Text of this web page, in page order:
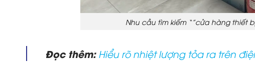
Nhu cầu tìm kiếm “”cửa hàng thiết
Đọc thêm:Hiểu rõ nhiệt lượng tỏa ra trên